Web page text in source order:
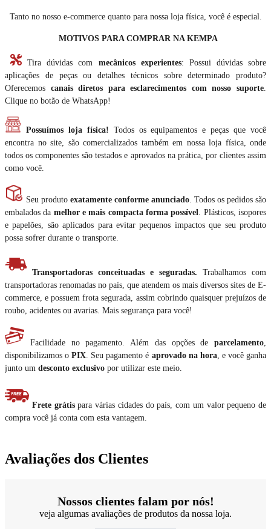
Tanto no nosso e-commerce quanto para nossa loja física, você é especial.
MOTIVOS PARA COMPRAR NA KEMPA
Tira dúvidas com mecânicos experientes: Possui dúvidas sobre
aplicações de peças ou detalhes técnicos sobre determinado produto?
Oferecemos canais diretos para esclarecimentos com nosso suporte
Clique no botão de WhatsApp!
Possuímos loja física! Todos os equipamentos e peças que você
encontra no site, são comercializados também em nossa loja física, onde
todos os componentes são testados e aprovados na prática, por clientes assim
como você.
Seu produto exatamente conforme anunciado . Todos os pedidos são
embalados da melhor e mais compacta forma possível . Plásticos, isopores
e papelões, são aplicados para evitar pequenos impactos que seu produto
possa sofrer durante o transporte.
Transportadoras conceituadas e seguradas. Trabalhamos com
transportadoras renomadas no país, que atendem os mais diversos sites de E-
commerce, e possuem frota segurada, assim cobrindo quaisquer prejuízos de
roubo, acidentes ou avarias. Mais segurança para você!
Facilidade no pagamento. Além das opções de parcelamento
disponibilizamos oPIX . Seu pagamento é aprovado na hora, e você ganha
junto um desconto exclusivo por utilizar este meio.
Frete grátispara várias cidades do país, com um valor pequeno de
compra você já conta com esta vantagem.
Avaliações dos Clientes
Nossos clientes falam por nós!
veja algumas avaliações de produtos da nossa loja.